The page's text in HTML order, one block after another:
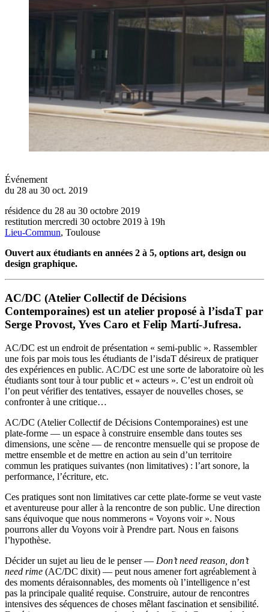
Événement
du 28 au 30 oct. 2019
résidence du 28 au 30 octobre 2019
restitution mercredi 30 octobre 2019 à 19h
Lieu-Commun, Toulouse
Ouvert aux étudiants en années 2 à 5, options art, design ou
design graphique.
AC/DC (Atelier Collectif de Décisions
Contemporaines) est un atelier proposé à l’isdaT par
Serge Provost, Yves Caro et Felip Martí-Jufresa.
AC/DC est un endroit de présentation « semi-public ». Rassembler
une fois par mois tous les étudiants de l’isdaT désireux de pratiquer
des expériences en public. AC/DC est une sorte de laboratoire où les
étudiants sont tour à tour public et « acteurs ». C’est un endroit où
l’on peut vérifier des tentatives, essayer de nouvelles choses, se
confronter à une critique…
AC/DC (Atelier Collectif de Décisions Contemporaines) est une
plate-forme — un espace à construire ensemble dans toutes ses
dimensions, une scène — de rencontre mensuelle qui se propose de
mettre ensemble et de mettre en action au sein d’un territoire
commun les pratiques suivantes (non limitatives) : l’art sonore, la
performance, l’écriture, etc.
Ces pratiques sont non limitatives car cette plate-forme se veut vaste
et aventureuse pour aller à la rencontre de son public. Une direction
sans équivoque que nous nommerons « Voyons voir ». Nous
pourrons aller du Voyons voir à Prendre part. Nous en faisons
l’hypothèse.
Décider un sujet au lieu de le penser — Don’t need reason, don’t
need rime (AC/DC dixit) — peut nous amener fort agréablement à
des moments déraisonnables, des moments où l’intelligence n’est
pas la principale qualité requise. Construire, autour de rencontres
intensives des séquences de choses mêlant fascination et sensibilité.